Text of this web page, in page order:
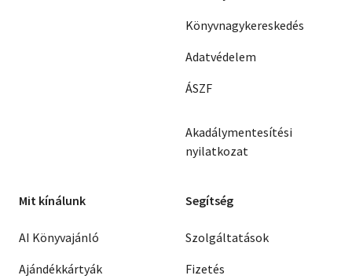
Könyvnagykereskedés
Adatvédelem
ÁSZF
Akadálymentesítési
nyilatkozat
Mit kínálunk
AI Könyvajánló
Ajándékkártyák
Segítség
Szolgáltatások
Fizetés